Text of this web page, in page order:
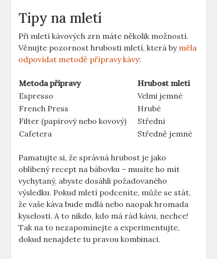
Tipy na mletí
Při⁢ mletí kávových zrn máte několik možností.
Věnujte pozornost hrubosti mletí, která ‍by měla
odpovídat metodě přípravy kávy:
Metoda přípravy
Hrubost mletí
Espresso
Velmi jemné
French Press
Hrubé
Filter (papírový‍ nebo kovový)
Střední
Cafetera
Středně ​jemné
Pamatujte si, že správná hrubost je jako
oblíbený recept na bábovku – musíte ho mít
vychytaný, abyste dosáhli požadovaného
výsledku. Pokud mletí podceníte,‍ může se stát,
že vaše káva bude mdlá nebo naopak hromada
kyselosti. A ⁤to nikdo, kdo má rád ⁢kávu, nechce!
Tak na to nezapomínejte a⁤ experimentujte,
dokud nenajdete tu pravou ‌kombinaci.